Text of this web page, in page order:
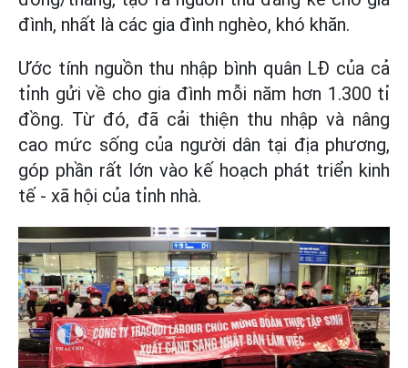
đình, nhất là các gia đình nghèo, khó khăn.
Ước tính nguồn thu nhập bình quân LĐ của cả
tỉnh gửi về cho gia đình mỗi năm hơn 1.300 tỉ
đồng. Từ đó, đã cải thiện thu nhập và nâng
cao mức sống của người dân tại địa phương,
góp phần rất lớn vào kế hoạch phát triển kinh
tế - xã hội của tỉnh nhà.